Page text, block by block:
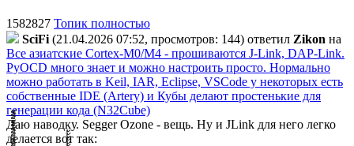
1582827 Топик полностью
SciFi (21.04.2026 07:52, просмотров: 144) ответил Zikon на
Все азиатские Cortex-M0/M4 - прошиваются J-Link, DAP-Link.
PyOCD много знает и можно настроить просто. Нормально
можно работать в Keil, IAR, Eclipse, VSCode у некоторых есть
собственные IDE (Artery) и Кубы делают простенькие для
генерации кода (N32Cube)
Даю наводку. Segger Ozone - вещь. Ну и JLink для него легко
делается вот так: